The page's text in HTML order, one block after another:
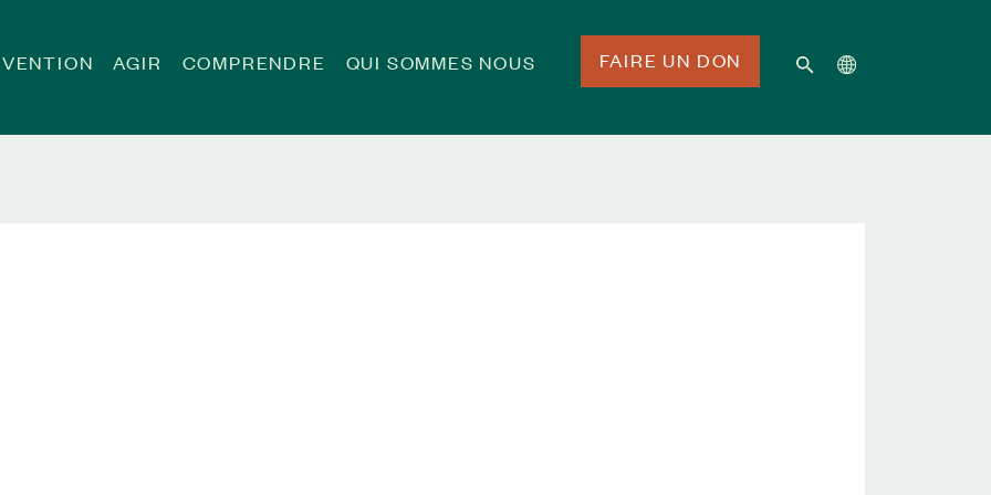
AGIR COMPRENDRE QUI SOMMES NOUS FAIRE UN DON